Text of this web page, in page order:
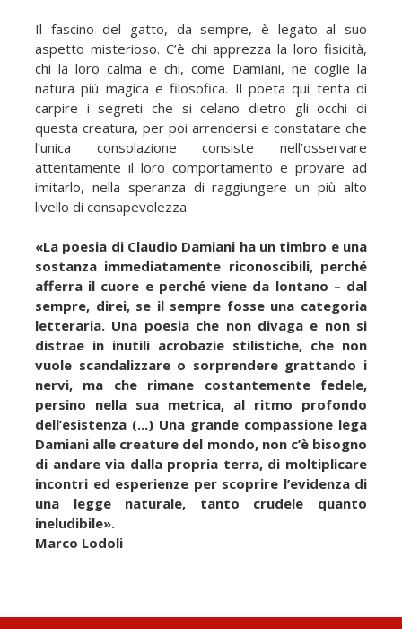
Il fascino del gatto, da sempre, è legato al suo
aspetto misterioso. C’è chi apprezza la loro fisicità,
chi la loro calma e chi, come Damiani, ne coglie la
natura più magica e filosofica. Il poeta qui tenta di
carpire i segreti che si celano dietro gli occhi di
questa creatura, per poi arrendersi e constatare che
l’unica consolazione consiste nell’osservare
attentamente il loro comportamento e provare ad
imitarlo, nella speranza di raggiungere un più alto
livello di consapevolezza.
«La poesia di Claudio Damiani ha un timbro e una
sostanza immediatamente riconoscibili, perché
afferra il cuore e perché viene da lontano – dal
sempre, direi, se il sempre fosse una categoria
letteraria. Una poesia che non divaga e non si
distrae in inutili acrobazie stilistiche, che non
vuole scandalizzare o sorprendere grattando i
nervi, ma che rimane costantemente fedele,
persino nella sua metrica, al ritmo profondo
dell’esistenza (...) Una grande compassione lega
Damiani alle creature del mondo, non c’è bisogno
di andare via dalla propria terra, di moltiplicare
incontri ed esperienze per scoprire l’evidenza di
una legge naturale, tanto crudele quanto
ineludibile».
Marco Lodoli